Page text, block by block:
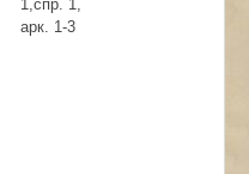
1,спр. 1,
арк. 1-3